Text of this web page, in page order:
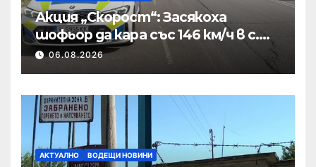
Акция „Скорост“: Засякоха
шофьор да кара със 146 км/ч в с.
Пристое
06.08.2026
АКТУАЛНО ВОДЕЩИ НОВИНИ